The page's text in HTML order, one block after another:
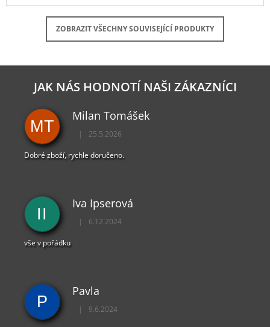
ZOBRAZIT VŠECHNY SOUVISEJÍCÍ PRODUKTY
JAK NÁS HODNOTÍ NAŠI ZÁKAZNÍCI
MT
Milan Tomášek
Hodnocení obchodu je 5 z 5 hvězdiček.
| 25.5.2026
Dobré zboží, rychle doručeno.
II
Iva Ipserová
Hodnocení obchodu je 5 z 5 hvězdiček.
| 6.12.2024
vše v pořádku
P
Pavla
Hodnocení obchodu je 5 z 5 hvězdiček.
| 9.6.2024